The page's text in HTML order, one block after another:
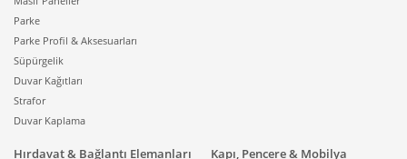
anahtarıdır. Özellikle mevsim geçişlerinde, merkezi
sistemin henüz devreye alınmadığı günlerde elektrikli
sistemlerin sunduğu anlık ısınma imkanı, kullanıcılar
için büyük bir operasyonel kolaylık ve ekonomik
esneklik sağlamaktadır.
İç Mekanlarda Elektrikli
Parke
Parke Profil & Aksesuarları
Süpürgelik
Duvar Kağıtları
Strafor
Duvar Kaplama
Hırdavat & Bağlantı Elemanları Kapı, Pencere & Mobilya